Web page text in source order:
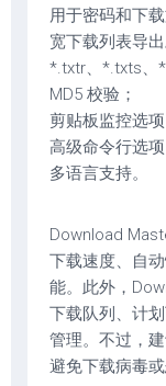
用于密码和下
宽下载列表导
*.txtr、*.txts、
MD5 校验；
剪贴板监控选项
高级命令行选项
多语言支持。
Download
下载速度、自
能。此外，
下载队列、计
管理。不过，
避免下载病毒或